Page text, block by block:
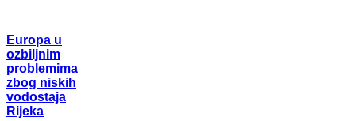
Europa u
ozbiljnim
problemima
zbog niskih
vodostaja
Rijeka